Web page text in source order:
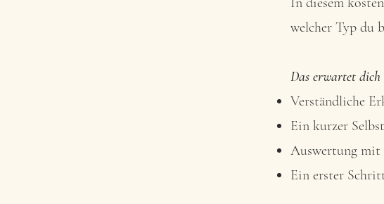
welcher Typ du
Das erwartet
Verständliche
Ein kurzer
Auswertung
Ein erster